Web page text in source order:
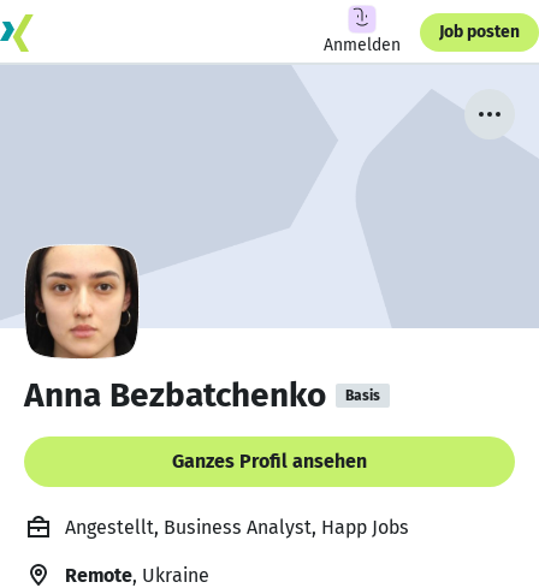
Anmelden
Job posten
Anna Bezbatchenko Basis
Ganzes Profil ansehen
Angestellt, Business Analyst, Happ Jobs
Remote, Ukraine